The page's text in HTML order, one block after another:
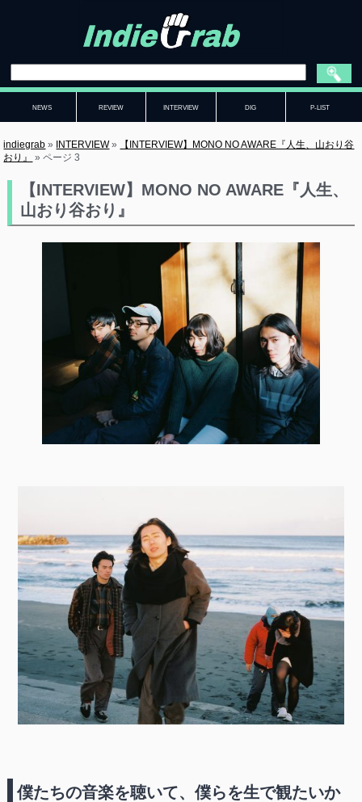
NEWS REVIEW INTERVIEW DIG P-LIST
indiegrab » INTERVIEW»
【INTERVIEW】MONO NO AWARE『人生、山おり谷
おり』
»ページ 3
【INTERVIEW】MONO NO AWARE『人生、
山おり谷おり』
僕たちの音楽を聴いて、僕らを生で観たいか